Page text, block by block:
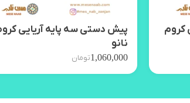
کروم
پیش دستی سه پایه آریایی
نانو
1,060,000تومان